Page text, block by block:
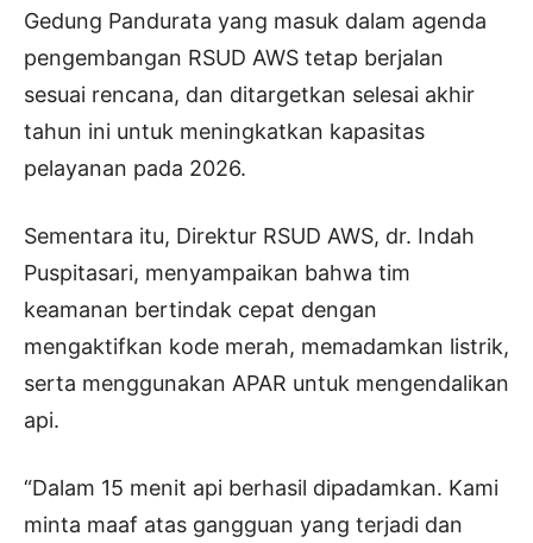
Gedung Pandurata yang masuk dalam agenda
pengembangan RSUD AWS tetap berjalan
sesuai rencana, dan ditargetkan selesai akhir
tahun ini untuk meningkatkan kapasitas
pelayanan pada 2026.
Sementara itu, Direktur RSUD AWS, dr. Indah
Puspitasari, menyampaikan bahwa tim
keamanan bertindak cepat dengan
mengaktifkan kode merah, memadamkan listrik,
serta menggunakan APAR untuk mengendalikan
api.
“Dalam 15 menit api berhasil dipadamkan. Kami
minta maaf atas gangguan yang terjadi dan